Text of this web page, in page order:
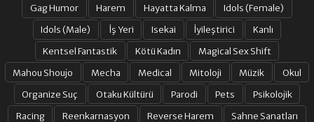
Gag Humor
Harem Hayatta Kalma
Idols (Female)
Idols (Male)
İş Yeri Isekai İyileştirici
Kanlı
Kentsel Fantastik
Kötü Kadın
Magical Sex Shift
Mahou Shoujo
Mecha Medical Mitoloji Müzik
Okul
Organize Suç
Otaku Kültürü Parodi Pets
Psikolojik
Racing
Reenkarnasyon Reverse Harem
Sahne Sanatları